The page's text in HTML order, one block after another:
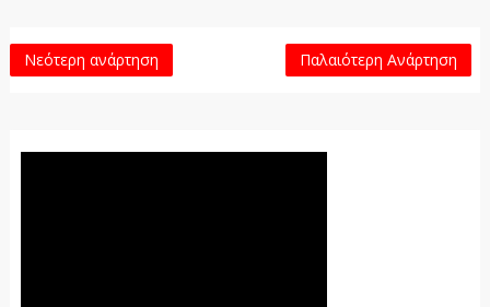
Νεότερη ανάρτηση Παλαιότερη Ανάρτηση